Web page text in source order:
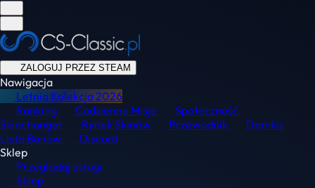
ZALOGUJ PRZEZ STEAM
Nawigacja
Letnia Kolekcja2026
Ranking
Codzienne Misje
Społeczność
Skinchanger
Rynek Skinów Przewodnik
Demka
Lista Banów
Discord
Sklep
Przeglądaj usługi
Sklep